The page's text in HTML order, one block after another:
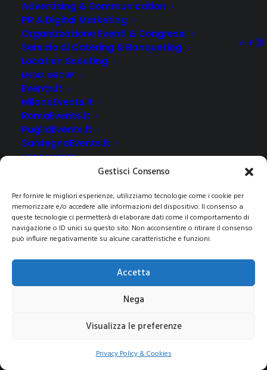
Gestisci Consenso
Per fornire le migliori esperienze, utilizziamo tecnologie come i cookie per
memorizzare e/o accedere alle informazioni del dispositivo. Il consenso a
queste tecnologie ci permetterà di elaborare dati come il comportamento di
navigazione o ID unici su questo sito. Non acconsentire o ritirare il consenso
può influire negativamente su alcune caratteristiche e funzioni.
Accetta
Nega
Visualizza le preferenze
Privacy Policy & Cookies
Advertising & Communication
PR & Digital Marketing
Organizzazione Eventi & Congressi
Servizio di Catering & Banqueting
Location Scouting
MEDIA GROUP
Events.it
MilanoEvents.it
RomaEvents.it
PugliaEvents.it
SardegnaEvents.it
NEWS & PRESS
SEDE LEGALE:Via Privata Galeno 6, 20126 – Milano(MI)REA MI 2112156 – C.F.
Privacy e Cookie Policy